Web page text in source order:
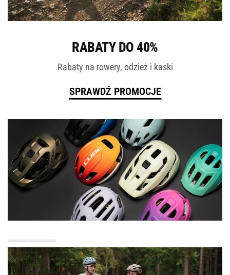
RABATY DO 40%
Rabaty na rowery, odzież i kaski
SPRAWDŹ PROMOCJE